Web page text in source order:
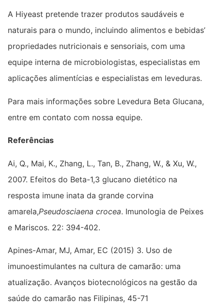
A Hiyeast pretende trazer produtos saudáveis ​​e
naturais para o mundo, incluindo alimentos e bebidas’
propriedades nutricionais e sensoriais, com uma
equipe interna de microbiologistas, especialistas em
aplicações alimentícias e especialistas em leveduras.
Para mais informações sobre Levedura Beta Glucana,
entre em contato com nossa equipe.
Referências
Ai, Q., Mai, K., Zhang, L., Tan, B., Zhang, W., & Xu, W.,
2007. Efeitos do Beta-1,3 glucano dietético na
resposta imune inata da grande corvina
amarela,Pseudosciaena crocea. Imunologia de Peixes
e Mariscos. 22: 394-402.
Apines-Amar, MJ, Amar, EC (2015) 3. Uso de
imunoestimulantes na cultura de camarão: uma
atualização. Avanços biotecnológicos na gestão da
saúde do camarão nas Filipinas, 45-71